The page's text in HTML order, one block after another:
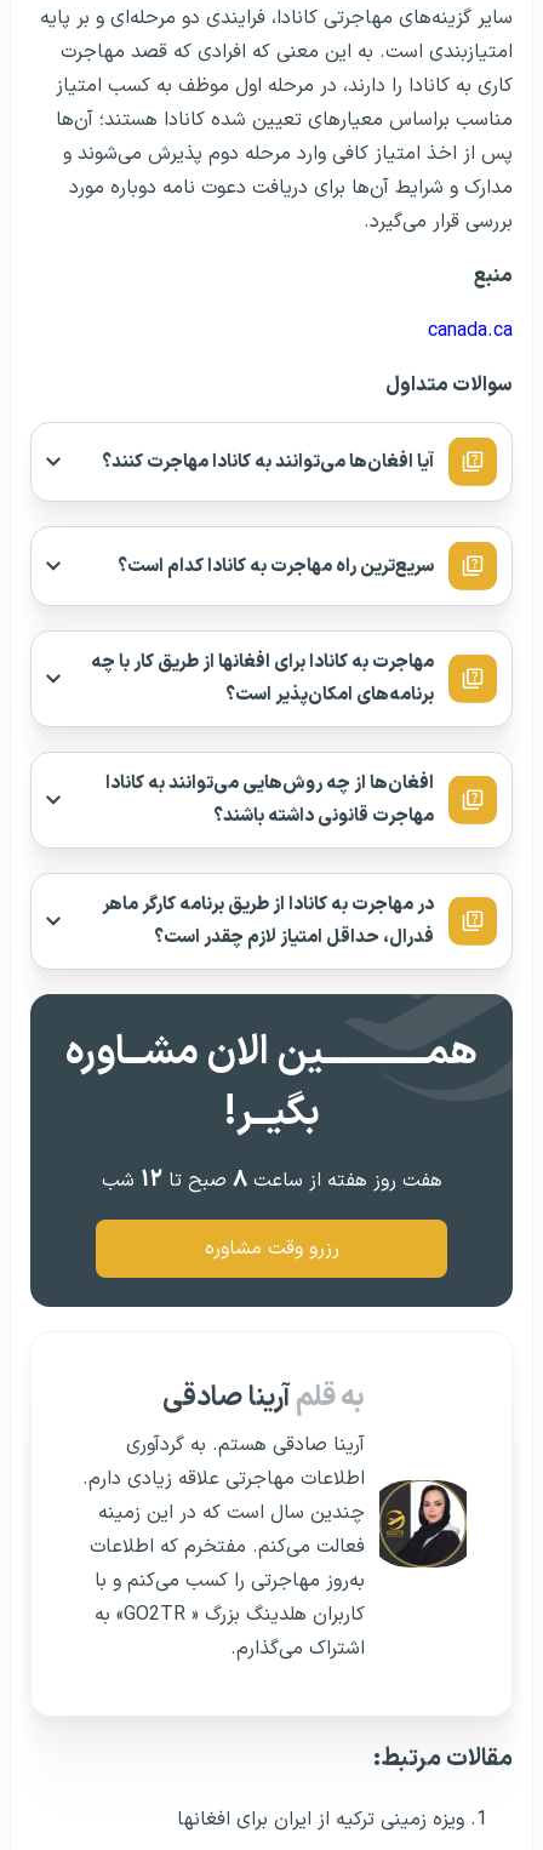
سایر گزینه‌های مهاجرتی کانادا، فرایندی دو مرحله‌ای و بر پایه‌
امتیازبندی است. به این معنی که افرادی که قصد مهاجرت
کاری به کانادا را دارند، در مرحله‌ اول موظف به کسب امتیاز
مناسب براساس معیارهای تعیین شده کانادا هستند؛ آن‌ها
پس از اخذ امتیاز کافی وارد مرحله‌ دوم پذیرش می‌شوند و
مدارک و شرایط آن‌ها برای دریافت دعوت نامه دوباره مورد
بررسی قرار می‌گیرد.
منبع
canada.ca
سوالات متداول
آیا افغان‌ها می‌توانند به کانادا مهاجرت کنند؟
سریع‌ترین راه مهاجرت به کانادا کدام است؟
مهاجرت به کانادا برای افغانها از طریق کار با چه
برنامه‌های امکان‌پذیر است؟
افغان‌ها از چه روش‌هایی می‌توانند به کانادا
مهاجرت قانونی داشته باشند؟
در مهاجرت به کانادا از طریق برنامه کارگر ماهر
فدرال، حداقل امتیاز لازم چقدر است؟
همــــــــــــین الان مشــاوره
بگیــر!
هفت روز هفته از ساعت۸ صبح تا۱۲ شب
رزرو وقت مشاوره
به قلمآرینا صادقی
آرینا صادقی هستم. به گردآوری
اطلاعات مهاجرتی علاقه زیادی دارم.
چندین سال است که در این زمینه
فعالت می‌کنم. مفتخرم که اطلاعات
به‌روز مهاجرتی را کسب می‌کنم و با
کاربران هلدینگ بزرگ « GO2TR» به
اشتراک می‌گذارم.
مقالات مرتبط:
ویزه زمینی ترکیه از ایران برای افغانها